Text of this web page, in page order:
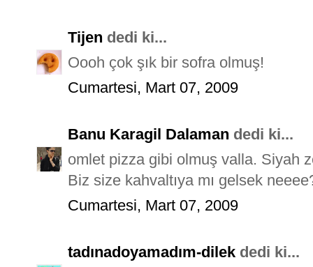
Tijen dedi ki...
Oooh çok şık bir sofra olmuş!
Cumartesi, Mart 07, 2009
Banu Karagil Dalaman dedi ki...
omlet pizza gibi olmuş valla. Siyah
Biz size kahvaltıya mı gelsek
Cumartesi, Mart 07, 2009
tadınadoyamadım-dilek dedi ki...